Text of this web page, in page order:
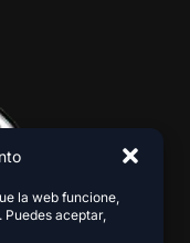
la web funcione,
aceptar,